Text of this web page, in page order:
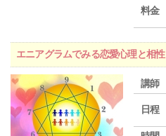
料金
エニアグラムでみる恋愛心理と相性
講師
日程